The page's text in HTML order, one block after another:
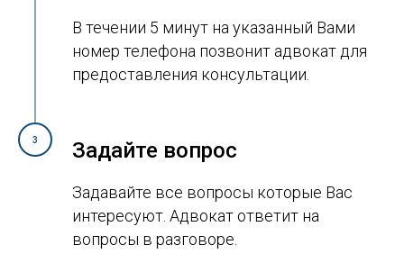
В течении 5 минут на указанный Вами
номер телефона позвонит адвокат для
предоставления консультации.
3 Задайте вопрос
Задавайте все вопросы которые Вас
интересуют. Адвокат ответит на
вопросы в разговоре.